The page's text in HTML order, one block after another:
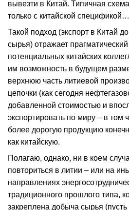
вывезти в Китай. Типичная
только с китайской спецификой…
Такой подход (экспорт в Китай
сырья) отражает
потенциальных китайских
им возможность в будущем
верхнюю часть литиевой
цепочки (как сегодня
добавленной стоимостью и
экспортировать по миру – в том
более дорогую продукцию
как китайскую.
Полагаю, однако, ни в коем
повториться в литии – или на
направлениях
традиционного прошлого типа,
закреплена добыча сырья